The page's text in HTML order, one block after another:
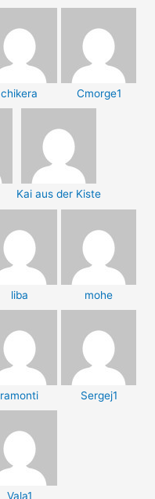
chikera Cmorge1
Kai aus der Kiste
liba mohe
ramonti Sergej1
Vala1